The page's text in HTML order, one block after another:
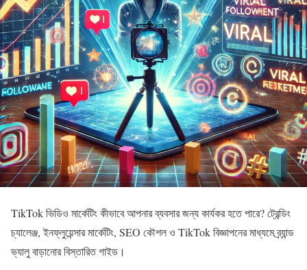
TikTok ভিডিও মার্কেটিং কীভাবে আপনার ব্যবসার জন্য কার্যকর হতে পারে? ট্রেন্ডিং
চ্যালেঞ্জ, ইনফ্লুয়েন্সার মার্কেটিং, SEO কৌশল ও TikTok বিজ্ঞাপনের মাধ্যমে ব্র্যান্ড
ভ্যালু বাড়ানোর বিস্তারিত গাইড।